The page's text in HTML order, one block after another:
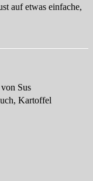
auf etwas einfache,
Sus
Kartoffel